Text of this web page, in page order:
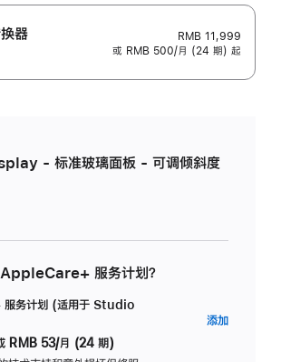
器
RMB 11,999
或 RMB 500/月 (24 期) 起
- 标准玻璃面板 - 可调倾斜度
服务计划？
务计划 (适用于 Studio
RMB 53/月 (24 期)
添加